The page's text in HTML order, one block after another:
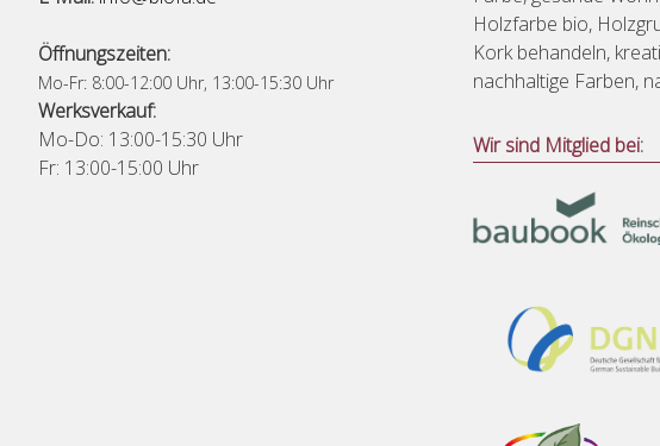
Öffnungszeiten:
Mo-Fr: 8:00-12:00 Uhr, 13:00-15:30 Uhr
Werksverkauf:
Mo-Do: 13:00-15:30 Uhr
Fr: 13:00-15:00 Uhr
Holzfarbe bio,
Kork behandeln,
nachhaltige Farben,
Wir sind Mitglied bei: